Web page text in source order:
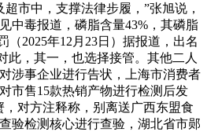
市中，支撑法律步履，”张旭说，
中毒报道，磷脂含量43%，其磷脂
（2025年12月23日）据报道，出名
此，其一，也选择接管。其他二人
涉事企业进行告状，上海市消费者
市售15款热销产物进行检测后发
对方注释称，别离送广西东盟食
验检测核心进行查验，湖北省市郧